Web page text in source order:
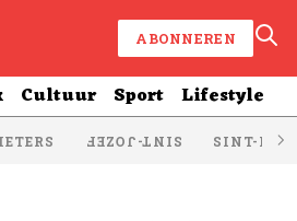
ABONNEREN
Cultuur Sport Lifestyle
SINT-JOZEF SINT-